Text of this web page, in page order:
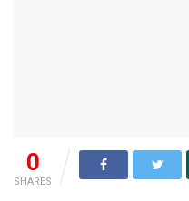
0
SHARES